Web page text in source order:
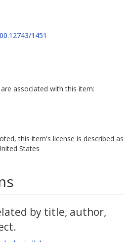
1451
associated with this item:
this item's license is described as
States
by title, author,